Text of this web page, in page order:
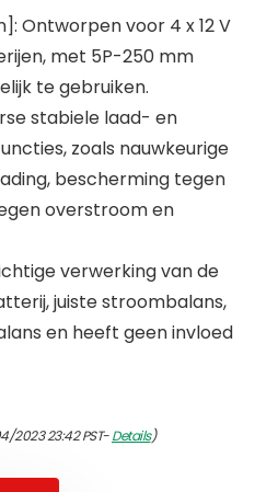
Ontworpen voor 4 x 12 V
met 5P-250 mm
te gebruiken.
stabiele laad- en
zoals nauwkeurige
bescherming tegen
overstroom en
verwerking van de
juiste stroombalans,
en heeft geen invloed
2023 23:42 PST-Details)